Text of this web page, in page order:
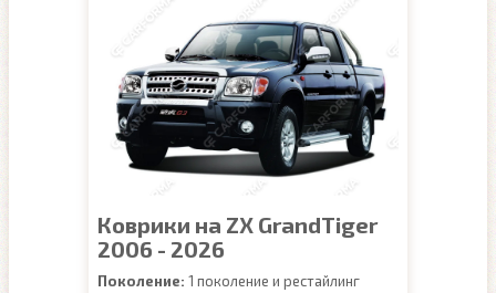
Коврики на ZX GrandTiger
2006 - 2026
Поколение: 1 поколение и рестайлинг